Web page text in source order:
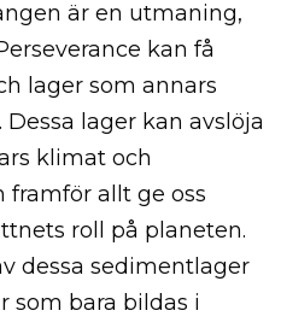
är en utmaning,
kan få
lager som annars
lager kan avslöja
klimat och
framför allt ge oss
roll på planeten.
dessa sedimentlager
som bara bildas i